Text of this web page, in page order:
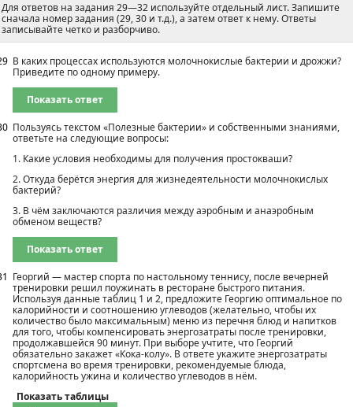
Для ответов на задания 29—32 используйте отдельный лист. Запишите
сначала номер задания (29, 30 и т.д.), а затем ответ к нему. Ответы
записывайте четко и разборчиво.
В каких процессах используются молочнокислые бактерии и дрожжи?
Приведите по одному примеру.
Показать ответ
Пользуясь текстом «Полезные бактерии» и собственными знаниями,
ответьте на следующие вопросы:
1. Какие условия необходимы для получения простокваши?
2. Откуда берётся энергия для жизнедеятельности молочнокислых
бактерий?
3. В чём заключаются различия между аэробным и анаэробным
обменом веществ?
Показать ответ
Георгий — мастер спорта по настольному теннису, после вечерней
тренировки решил поужинать в ресторане быстрого питания.
Используя данные таблиц 1 и 2, предложите Георгию оптимальное по
калорийности и соотношению углеводов (желательно, чтобы их
количество было максимальным) меню из перечня блюд и напитков
для того, чтобы компенсировать энергозатраты после тренировки,
продолжавшейся 90 минут. При выборе учтите, что Георгий
обязательно закажет «Кока-колу». В ответе укажите энергозатраты
спортсмена во время тренировки, рекомендуемые блюда,
калорийность ужина и количество углеводов в нём.
Показать таблицы